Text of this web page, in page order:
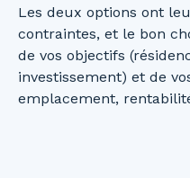
Les deux options ont
contraintes, et le bon
de vos objectifs
investissement) et de
emplacement,